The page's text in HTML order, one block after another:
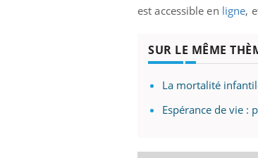
est accessible en ligne,
SUR LE MÊME
La mortalité
Espérance de vie :